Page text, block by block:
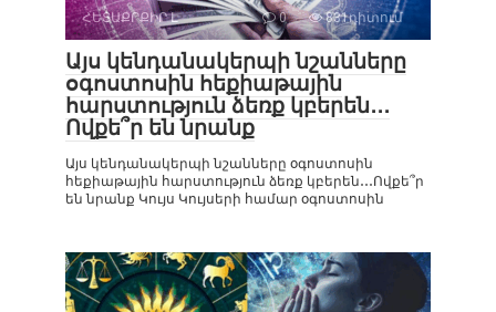
ՀԵՏԱՔՐՔԻՐ Է 0 831դիտում
Այս կենդանակերպի նշանները
օգոստոսին հեքիաթային
հարստություն ձեռք կբերեն․․․
Ովքե՞ր են նրանք
Այս կենդանակերպի նշանները օգոստոսին
հեքիաթային հարստություն ձեռք կբերեն․․․Ովքե՞ր
են նրանք Կույս Կույսերի համար օգոստոսին